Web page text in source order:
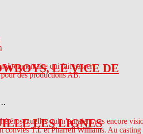
LE VICE DE
LES LIGNES